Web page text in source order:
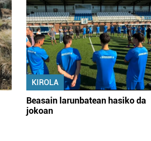
KIROLA
Beasain larunbatean hasiko da
jokoan